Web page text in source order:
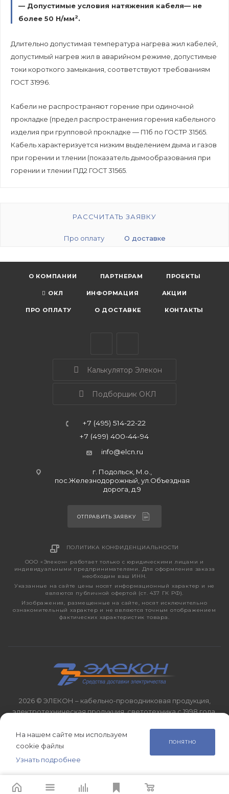
— Допустимые условия натяжения кабеля— не
более 50 Н/мм2.
Длительно допустимая температура нагрева жил кабелей,
допустимый нагрев жил в аварийном режиме, допустимые
токи короткого замыкания, соответствуют требованиям
ГОСТ 31996.
Кабели не распространяют горение при одиночной
прокладке (предел распространения горения кабельного
изделия при групповой прокладке — П1б по ГОСТР 31565.
Кабель характеризуется низким выделением дыма и газов
при горении и тлении (показатель дымообразования при
горении и тлении ПД2 ГОСТ 31565.
РАССЧИТАТЬ ЗАЯВКУ
Про оплату О доставке
О КОМПАНИИ ПАРТНЕРАМ ПРОЕКТЫ
ОКЛ ИНФОРМАЦИЯ АКЦИИ
ПРО ОПЛАТУ О ДОСТАВКЕ КОНТАКТЫ
Калькулятор Элекон
Подборщик ОКЛ
+7 (495) 514-22-22
+7 (499) 400-44-94
info@elcn.ru
г. Подольск, М.о.,
пос.Железнодорожный, ул.Объездная
дорога, д.9
ОТПРАВИТЬ ЗАЯВКУ
ПОЛИТИКА КОНФИДЕНЦИАЛЬНОСТИ
ООО «Элекон» работает только с юридическими лицами и
индивидуальными предпринимателями. Для оформления заказа
необходим ваш ИНН.
Указанные на сайте цены носят информационный характер и не
являются публичной офертой (ст. 437 ГК РФ).
Изображения, размещенные на сайте, носят исключительно
ознакомительный характер и не являются точным отображением
фактических характеристик товара.
2026 © ЭЛЕКОН – кабельно-проводниковая продукция,
электротехническая продукция, светотехника с 1998 года.
На нашем сайте мы используем
cookie файлы
Узнать подробнее
ПОНЯТНО